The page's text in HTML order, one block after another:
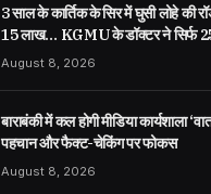
3 साल के कार्तिक के सिर में घुसी लोहे की
15 लाख… KGMU के डॉक्टर ने सिर्फ
August 8, 2026
बाराबंकी में कल होगी मीडिया कार्यशाला
पहचान और फैक्ट-चेकिंग पर फोकस
August 8, 2026